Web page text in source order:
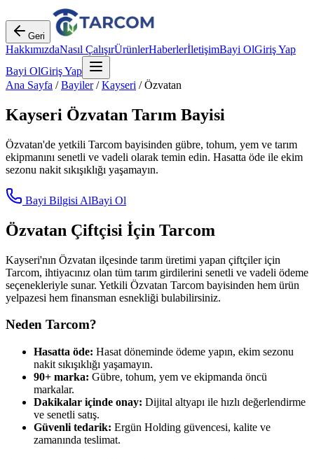
Geri
HakkımızdaNasıl ÇalışırÜrünlerHaberlerİletişimBayi OlGiriş Yap
Bayi OlGiriş Yap
Ana Sayfa /Bayiler/Kayseri /Özvatan
Kayseri Özvatan Tarım Bayisi
Özvatan'de yetkili Tarcom bayisinden gübre, tohum, yem ve tarım
ekipmanını senetli ve vadeli olarak temin edin. Hasatta öde ile ekim
sezonu nakit sıkışıklığı yaşamayın.
Bayi Bilgisi AlBayi Ol
Özvatan Çiftçisi İçin Tarcom
Kayseri'nın Özvatan ilçesinde tarım üretimi yapan çiftçiler için
Tarcom, ihtiyacınız olan tüm tarım girdilerini senetli ve vadeli ödeme
seçenekleriyle sunar. Yetkili Özvatan Tarcom bayisinden hem ürün
yelpazesi hem finansman esnekliği bulabilirsiniz.
Neden Tarcom?
Hasatta öde: Hasat döneminde ödeme yapın, ekim sezonu
nakit sıkışıklığı yaşamayın.
90+ marka: Gübre, tohum, yem ve ekipmanda öncü
markalar.
Dakikalar içinde onay: Dijital altyapı ile hızlı değerlendirme
ve senetli satış.
Güvenli tedarik: Ergün Holding güvencesi, kalite ve
zamanında teslimat.